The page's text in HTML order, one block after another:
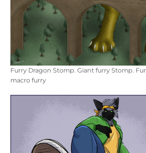
Furry Dragon Stomp. Giant furry Stomp.
macro furry